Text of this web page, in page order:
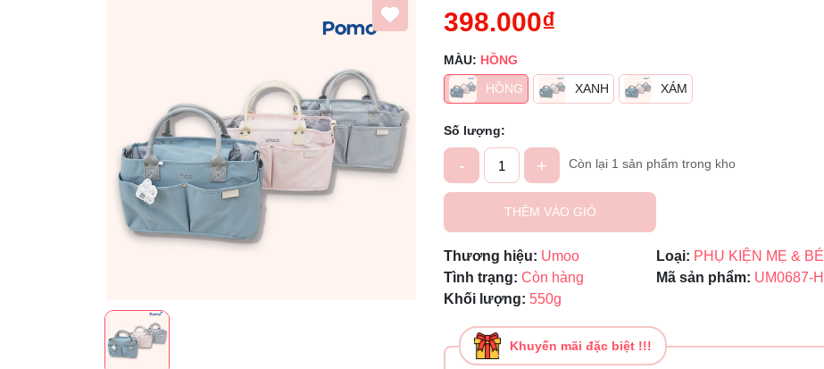
398.000₫
MÀU: HỒNG
HỒNG
XANH XÁM
Số lượng:
- + Còn lại 1 sản phẩm trong kho
THÊM VÀO GIỎ
Thương hiệu: Umoo Loại: PHỤ KIỆN MẸ & BÉ
Tình trạng: Còn hàng Mã sản phẩm: UM0687-H
Khối lượng: 550g
Khuyến mãi đặc biệt !!!
Mã giảm giá:
Điều kiện: